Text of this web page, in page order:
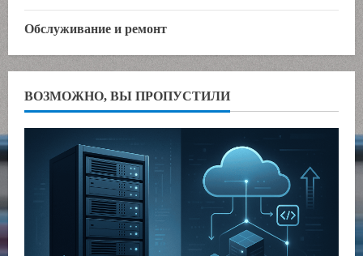
Обслуживание и ремонт
ВОЗМОЖНО, ВЫ ПРОПУСТИЛИ